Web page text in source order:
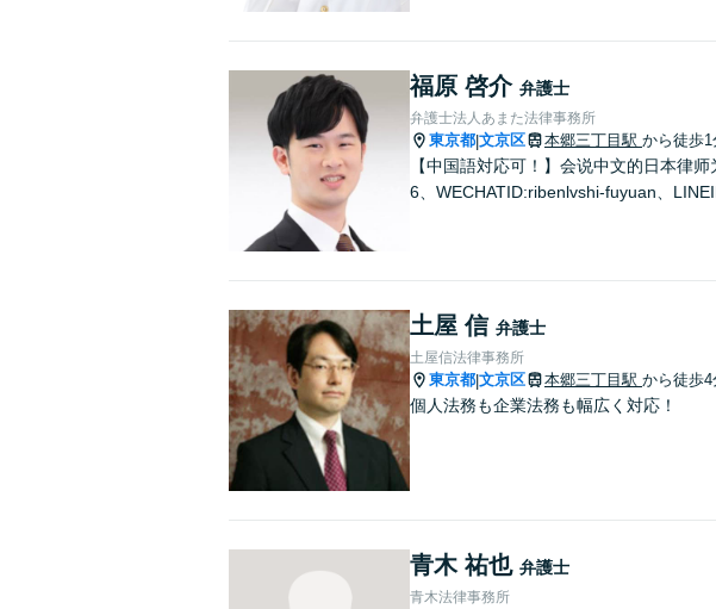
福原 啓介 弁護士
弁護士法人あまた法律事務所
東京都|文京区 本郷三丁目駅 から徒歩1
【中国語対応可！】会说中文的日本律
6、WECHATID:ribenlvshi-fuyuan、
土屋 信 弁護士
土屋信法律事務所
東京都|文京区 本郷三丁目駅 から徒歩4
個人法務も企業法務も幅広く対応！
青木 祐也 弁護士
青木法律事務所